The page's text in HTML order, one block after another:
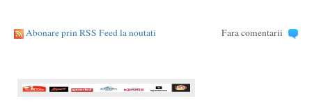
Abonare prin RSS Feed la noutati Fara comentarii